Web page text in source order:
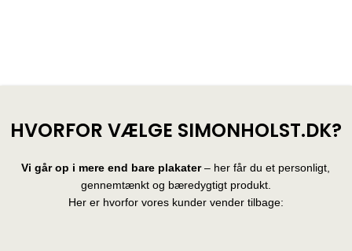
HVORFOR VÆLGE SIMONHOLST.DK?
Vi går op i mere end bare plakater– her får du et personligt,
gennemtænkt og bæredygtigt produkt.
Her er hvorfor vores kunder vender tilbage: